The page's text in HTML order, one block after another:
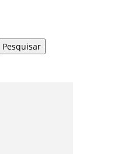
Pesquisar